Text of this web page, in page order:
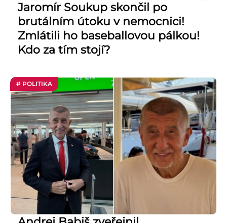
Jaromír Soukup skončil po
brutálním útoku v nemocnici!
Zmlátili ho baseballovou pálkou!
Kdo za tím stojí?
# POLITIKA